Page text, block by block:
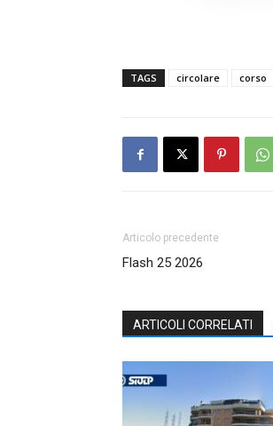
TAGS circolare corso
Articolo precedente
Flash 25 2026
ARTICOLI CORRELATI